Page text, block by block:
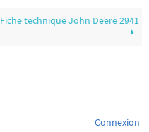
Fiche technique John Deere 2941
Connexion